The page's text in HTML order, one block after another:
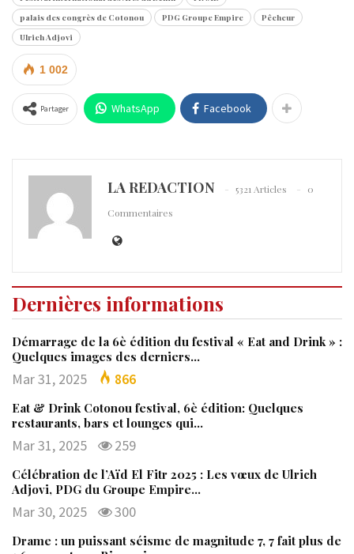
palais des congrès de Cotonou
PDG Groupe Empire
Pêcheur
Ulrich Adjovi
1 002
Partager WhatsApp Facebook
LA REDACTION 5321 Articles
0
Commentaires
Dernières informations
Démarrage de la 6è édition du festival « Eat and Drink » :
Quelques images des derniers…
Mar 31, 2025 866
Eat & Drink Cotonou festival, 6è édition: Quelques
restaurants, bars et lounges qui…
Mar 31, 2025 259
Célébration de l’Aïd El Fitr 2025 : Les vœux de Ulrich
Adjovi, PDG du Groupe Empire…
Mar 30, 2025 300
Drame : un puissant séisme de magnitude 7, 7 fait plus de